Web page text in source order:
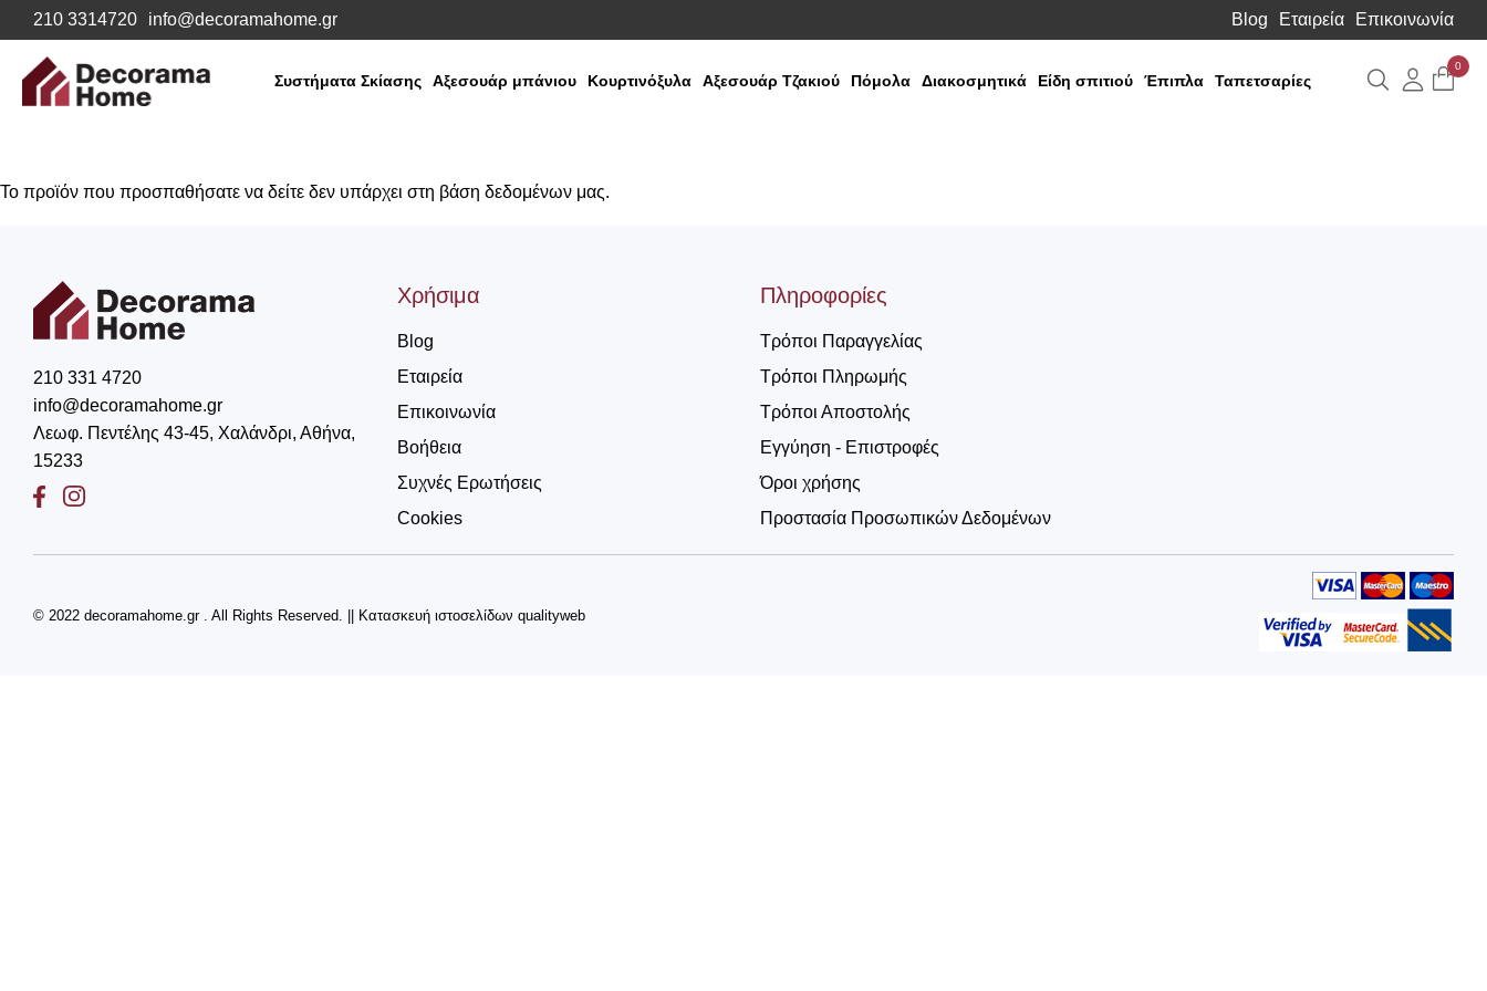
210 3314720 info@decoramahome.gr Blog Εταιρεία Επικοινωνία
Συστήματα Σκίασης Αξεσουάρ μπάνιου Κουρτινόξυλα Αξεσουάρ Τζακιού Πόμολα Διακοσμητικά Είδη σπιτιού Έπιπλα Ταπετσαρίες Αναζήτηση
0
Το προϊόν που προσπαθήσατε να δείτε δεν υπάρχει στη βάση δεδομένων μας.
210 331 4720
info@decoramahome.gr
Λεωφ. Πεντέλης 43-45, Χαλάνδρι, Αθήνα,
15233
FacebookInstagram
Χρήσιμα
Blog
Εταιρεία
Επικοινωνία
Βοήθεια
Συχνές Ερωτήσεις
Cookies
Πληροφορίες
Τρόποι Παραγγελίας
Τρόποι Πληρωμής
Τρόποι Αποστολής
Εγγύηση - Επιστροφές
Όροι χρήσης
Προστασία Προσωπικών Δεδομένων
© 2022 decoramahome.gr . All Rights Reserved. Κατασκευή ιστοσελίδων qualityweb